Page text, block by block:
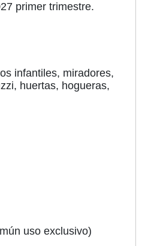
primer trimestre.
infantiles, miradores,
huertas, hogueras,
uso exclusivo)